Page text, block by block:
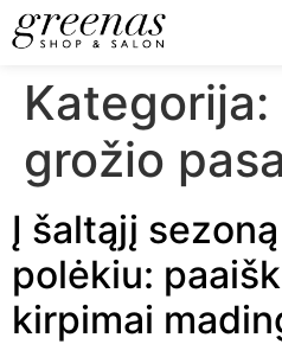
Kategorija:
grožio
Į šaltąjį
polėkiu:
kirpimai